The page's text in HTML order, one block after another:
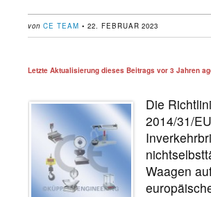
von CE TEAM • 22. FEBRUAR 2023
Letzte Aktualisierung dieses Beitrags vor 3 Jahren
Die
2014/31/
Waagen